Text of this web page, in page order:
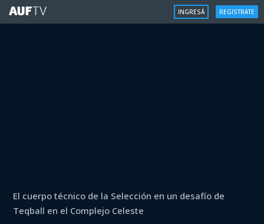
INGRESÁ REGISTRATE
Teqball: Alonso / Rodriguez
vs Rodrigues / Raimondi
El cuerpo técnico de la Selección en un desafío de
Teqball en el Complejo Celeste